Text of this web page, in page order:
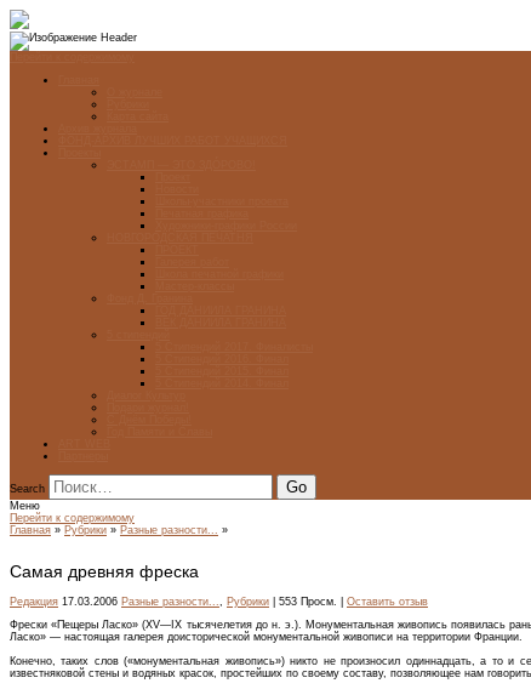
Search
Меню
Перейти к содержимому
Главная » Рубрики » Разные разности... »
Самая древняя фреска
Редакция 17.03.2006 Разные разности..., Рубрики | 553 Просм. | Оставить отзыв
Фрески «Пещеры Ласко» (XV—IX тысячелетия до н. э.). Монументальная живопись появилась
Ласко» — настоящая галерея доисторической монументальной живописи на территории Франции.
Конечно, таких слов («монументальная живопись») никто не произносил одиннадцать, а то и
известняковой стены и водяных красок, простейших по своему составу, позволяющее нам